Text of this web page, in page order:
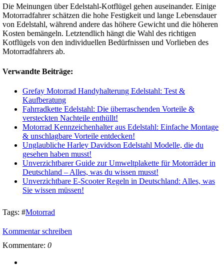
Die Meinungen über Edelstahl-Kotflügel gehen auseinander. Einige
Motorradfahrer schätzen die hohe Festigkeit und lange Lebensdauer
von Edelstahl, während andere das höhere Gewicht und die höheren
Kosten bemängeln. Letztendlich hängt die Wahl des richtigen
Kotflügels von den individuellen Bedürfnissen und Vorlieben des
Motorradfahrers ab.
Verwandte Beiträge:
Grefay Motorrad Handyhalterung Edelstahl: Test &
Kaufberatung
Fahrradkette Edelstahl: Die überraschenden Vorteile &
versteckten Nachteile enthüllt!
Motorrad Kennzeichenhalter aus Edelstahl: Einfache Montage
& unschlagbare Vorteile entdecken!
Unglaubliche Harley Davidson Edelstahl Modelle, die du
gesehen haben musst!
Unverzichtbarer Guide zur Umweltplakette für Motorräder in
Deutschland – Alles, was du wissen musst!
Unverzichtbare E-Scooter Regeln in Deutschland: Alles, was
Sie wissen müssen!
Tags: #Motorrad
Kommentar schreiben
Kommentare: 0